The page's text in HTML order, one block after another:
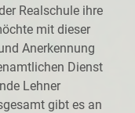
Realschule ihre
mit dieser
Anerkennung
Dienst
Lehner
gibt es an